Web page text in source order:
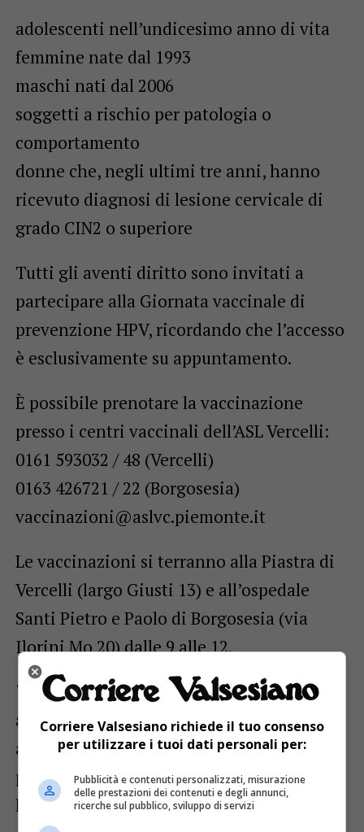
adolescenti nell’undicesimo anno di vita
femmine nate dal 1993
maschi nati dal 2006
soggetti a rischio per patologia o
comportamento
donne che, negli ultimi tre anni, hanno
ricevuto diagnosi di lesione cervicale di
grado CIN2 o superiore
Tutti gli aventi diritto sono invitati a
partecipare alla Giornata vaccinale di
prevenzione HPV, ricordando che l’accesso
è esclusivamente su appuntamento.
È possibile prenotare la vaccinazione
presso i centri vaccinali dell’ASL Vercelli:
0161 593032 / 48 (Vercelli)
0163 426721 / 22 (Borgosesia)
vaccinazioni@aslvc.piemonte.it
Le vaccinazioni si terranno alla Piastra di
Vercelli (largo Giusti 13) e all’ospedale
Santi Pietro e Paolo di Borgosesia (via
Ilorini Mo 20) dalle 9 alle 12.
“Con questa iniziativa desideriamo
avvicinare ancora di più la popolazione
alla cultura della salute e della
prevenzione. Invitiamo tutti coloro che ne
hanno diritto a cogliere questa
Corriere Valsesiano richiede il tuo consenso
per utilizzare i tuoi dati personali per:
Pubblicità e contenuti personalizzati, misurazione
delle prestazioni dei contenuti e degli annunci,
ricerche sul pubblico, sviluppo di servizi